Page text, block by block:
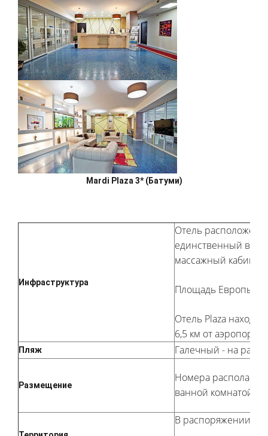
Mardi Plaza 3* (Батуми)
Инфраструктура
Отель расположен
единственный в
массажный
Площадь Европы и
Отель Plaza
6,5 км от аэропорта
Пляж Галечный - на
Размещение
Номера
ванной комнатой с
В распоряжении